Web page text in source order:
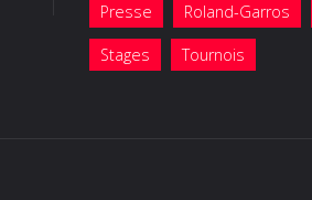
Presse Roland-Garros
Stages Tournois